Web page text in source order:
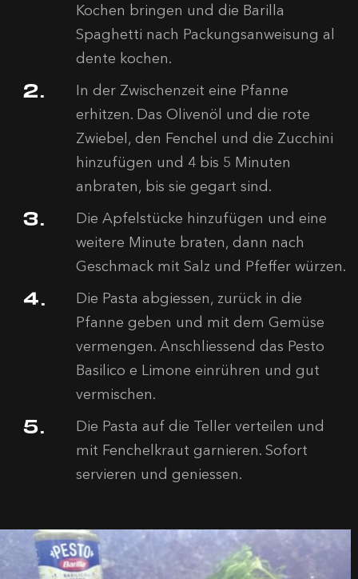
Kochen bringen und die Barilla
Spaghetti nach Packungsanweisung al
dente kochen.
In der Zwischenzeit eine Pfanne
erhitzen. Das Olivenöl und die rote
Zwiebel, den Fenchel und die Zucchini
hinzufügen und 4 bis 5 Minuten
anbraten, bis sie gegart sind.
Die Apfelstücke hinzufügen und eine
weitere Minute braten, dann nach
Geschmack mit Salz und Pfeffer würzen.
Die Pasta abgiessen, zurück in die
Pfanne geben und mit dem Gemüse
vermengen. Anschliessend das Pesto
Basilico e Limone einrühren und gut
vermischen.
Die Pasta auf die Teller verteilen und
mit Fenchelkraut garnieren. Sofort
servieren und geniessen.